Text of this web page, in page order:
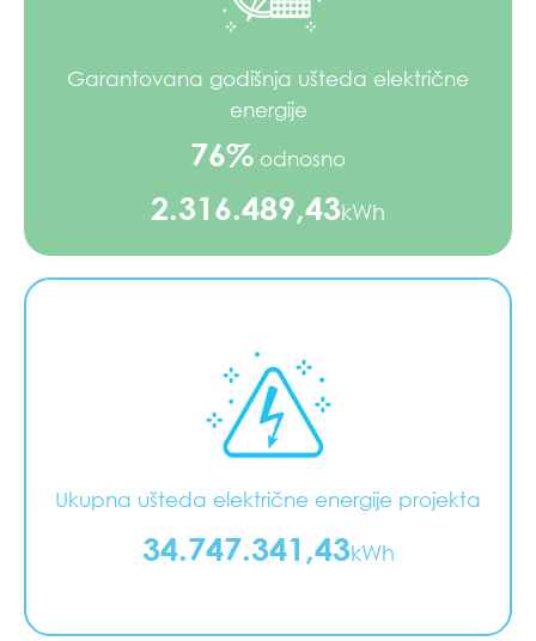
Garantovana godišnja ušteda električne
energije
76% odnosno
2.316.489,43kWh
Ukupna ušteda električne energije projekta
34.747.341,43kWh